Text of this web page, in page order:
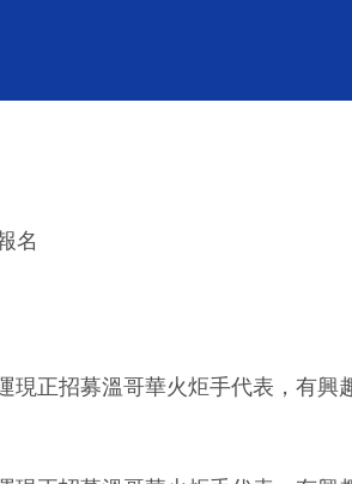
名
現正招募溫哥華火炬手代表，有興